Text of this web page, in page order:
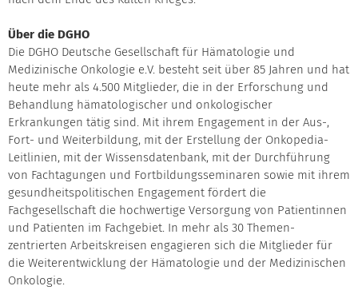
Über die DGHO
Die DGHO Deutsche Gesellschaft für Hämatologie und
Medizinische Onkologie e.V. besteht seit über 85 Jahren und hat
heute mehr als 4.500 Mitglieder, die in der Erforschung und
Behandlung hämatologischer und onkologischer
Erkrankungen tätig sind. Mit ihrem Engagement in der Aus-,
Fort- und Weiterbildung, mit der Erstellung der Onkopedia-
Leitlinien, mit der Wissensdatenbank, mit der Durchführung
von Fachtagungen und Fortbildungsseminaren sowie mit ihrem
gesundheitspolitischen Engagement fördert die
Fachgesellschaft die hochwertige Versorgung von Patientinnen
und Patienten im Fachgebiet. In mehr als 30 Themen-
zentrierten Arbeitskreisen engagieren sich die Mitglieder für
die Weiterentwicklung der Hämatologie und der Medizinischen
Onkologie.